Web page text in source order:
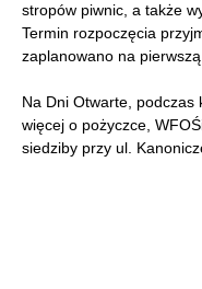
stropów piwnic, a także
Termin rozpoczęcia
zaplanowano na
Na Dni Otwarte, podczas
więcej o pożyczce,
siedziby przy ul.